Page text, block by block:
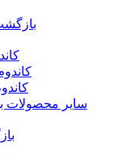
سایر